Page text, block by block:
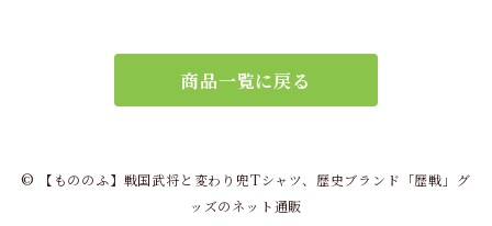
商品一覧に戻る
© 【もののふ】戦国武将と変わり兜Tシャツ、歴史ブランド「歴戦」グ
ッズのネット通販